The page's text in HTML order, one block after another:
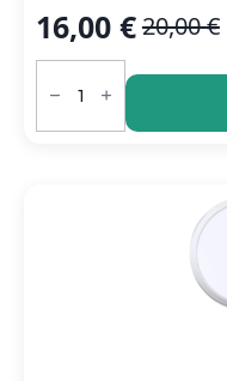
20,00€
Algne
hind
20,00 €.
16,00 €
Current
price
16,00 €.
Joyroom
Laadimisjuhe
100W
1.2m